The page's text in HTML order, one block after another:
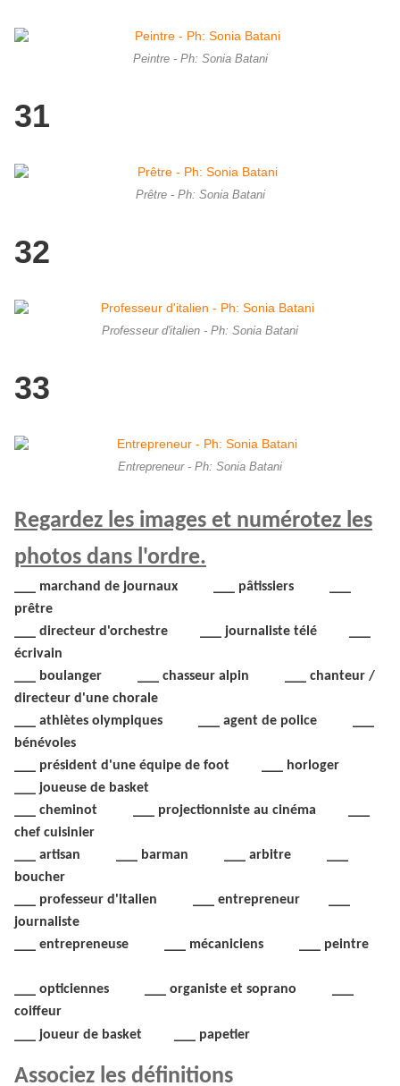
Peintre - Ph: Sonia Batani
31
Prêtre - Ph: Sonia Batani
32
Professeur d'italien - Ph: Sonia Batani
33
Entrepreneur - Ph: Sonia Batani
Regardez les images et numérotez les
photos dans l'ordre.
___ marchand de journaux ___ pâtissiers ___
prêtre
___ directeur d'orchestre ___ journaliste télé ___
écrivain
___ boulanger ___ chasseur alpin ___ chanteur /
directeur d'une chorale
___ athlètes olympiques ___ agent de police ___
bénévoles
___ président d'une équipe de foot ___ horloger
___ joueuse de basket
___ cheminot ___ projectionniste au cinéma ___
chef cuisinier
___ artisan ___ barman ___ arbitre ___
boucher
___ professeur d'italien ___ entrepreneur ___
journaliste
___ entrepreneuse ___ mécaniciens ___ peintre
___ opticiennes ___ organiste et soprano ___
coiffeur
___ joueur de basket ___ papetier
Associez les définitions